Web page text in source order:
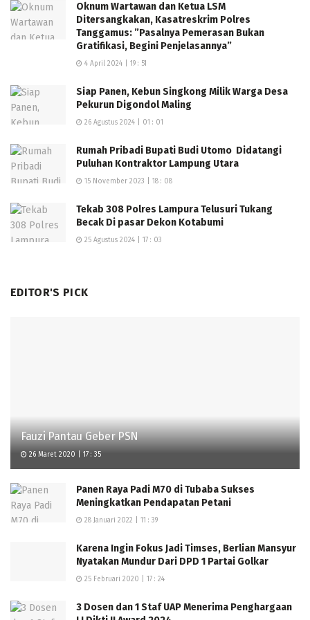
rapat akan segera menijau ke lapangan dalam waktu
dekat.
Oknum Wartawan dan Ketua LSM
Ditersangkakan, Kasatreskrim Polres
Tanggamus: ”Pasalnya Pemerasan Bukan
Gratifikasi, Begini Penjelasannya”
4 April 2024 | 19 : 51
Siap Panen, Kebun Singkong Milik Warga Desa
Pekurun Digondol Maling
26 Agustus 2024 | 01 : 01
Rumah Pribadi Bupati Budi Utomo Didatangi
Puluhan Kontraktor Lampung Utara
15 November 2023 | 18 : 08
Tekab 308 Polres Lampura Telusuri Tukang
Becak Di pasar Dekon Kotabumi
25 Agustus 2024 | 17 : 03
EDITOR'S PICK
Fauzi Pantau Geber PSN
26 Maret 2020 | 17 : 35
Panen Raya Padi M70 di Tubaba Sukses
Meningkatkan Pendapatan Petani
28 Januari 2022 | 11 : 39
Karena Ingin Fokus Jadi Timses, Berlian Mansyur
Nyatakan Mundur Dari DPD 1 Partai Golkar
25 Februari 2020 | 17 : 24
3 Dosen dan 1 Staf UAP Menerima Penghargaan